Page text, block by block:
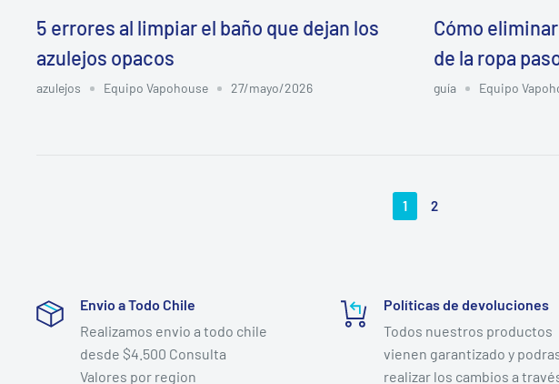
5 errores al limpiar el baño que dejan los
azulejos opacos
azulejos Equipo Vapohouse 27/mayo/2026
Cómo
de la ropa
guía Equipo
1 2
Envio a Todo Chile
Realizamos envio a todo chile
desde $4.500 Consulta
Valores por region
Políticas de devoluciones
Todos nuestros productos
vienen garantizado y
realizar los cambios a